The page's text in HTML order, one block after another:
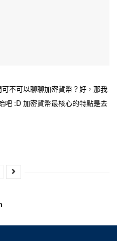
不可以聊聊加密貨幣？好，那我
吧 :D 加密貨幣最核心的特點是去